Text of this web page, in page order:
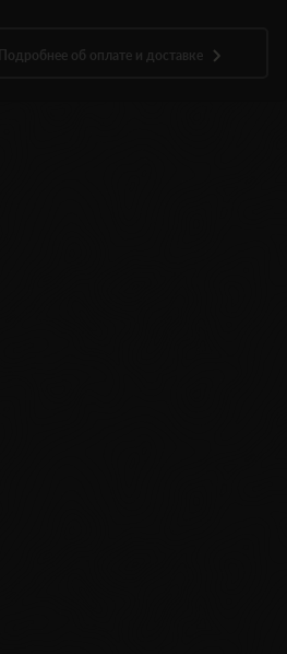
Подробнее об оплате и доставке